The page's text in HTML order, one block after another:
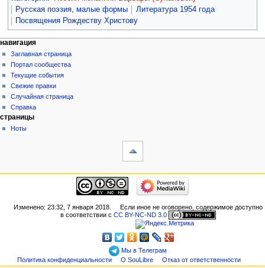
Русская поэзия, малые формы
Литература 1954 года
Посвящения Рождеству Христову
навигация
Заглавная страница
Портал сообщества
Текущие события
Свежие правки
Случайная страница
Справка
страницы
Ноты
Изменено: 23:32, 7 января 2018.
Если иное не оговорено, содержимое доступно
в соответствии с CC BY-NC-ND 3.0
Мы в Телеграм
Политика конфиденциальности
О SouLibre Отказ от ответственности